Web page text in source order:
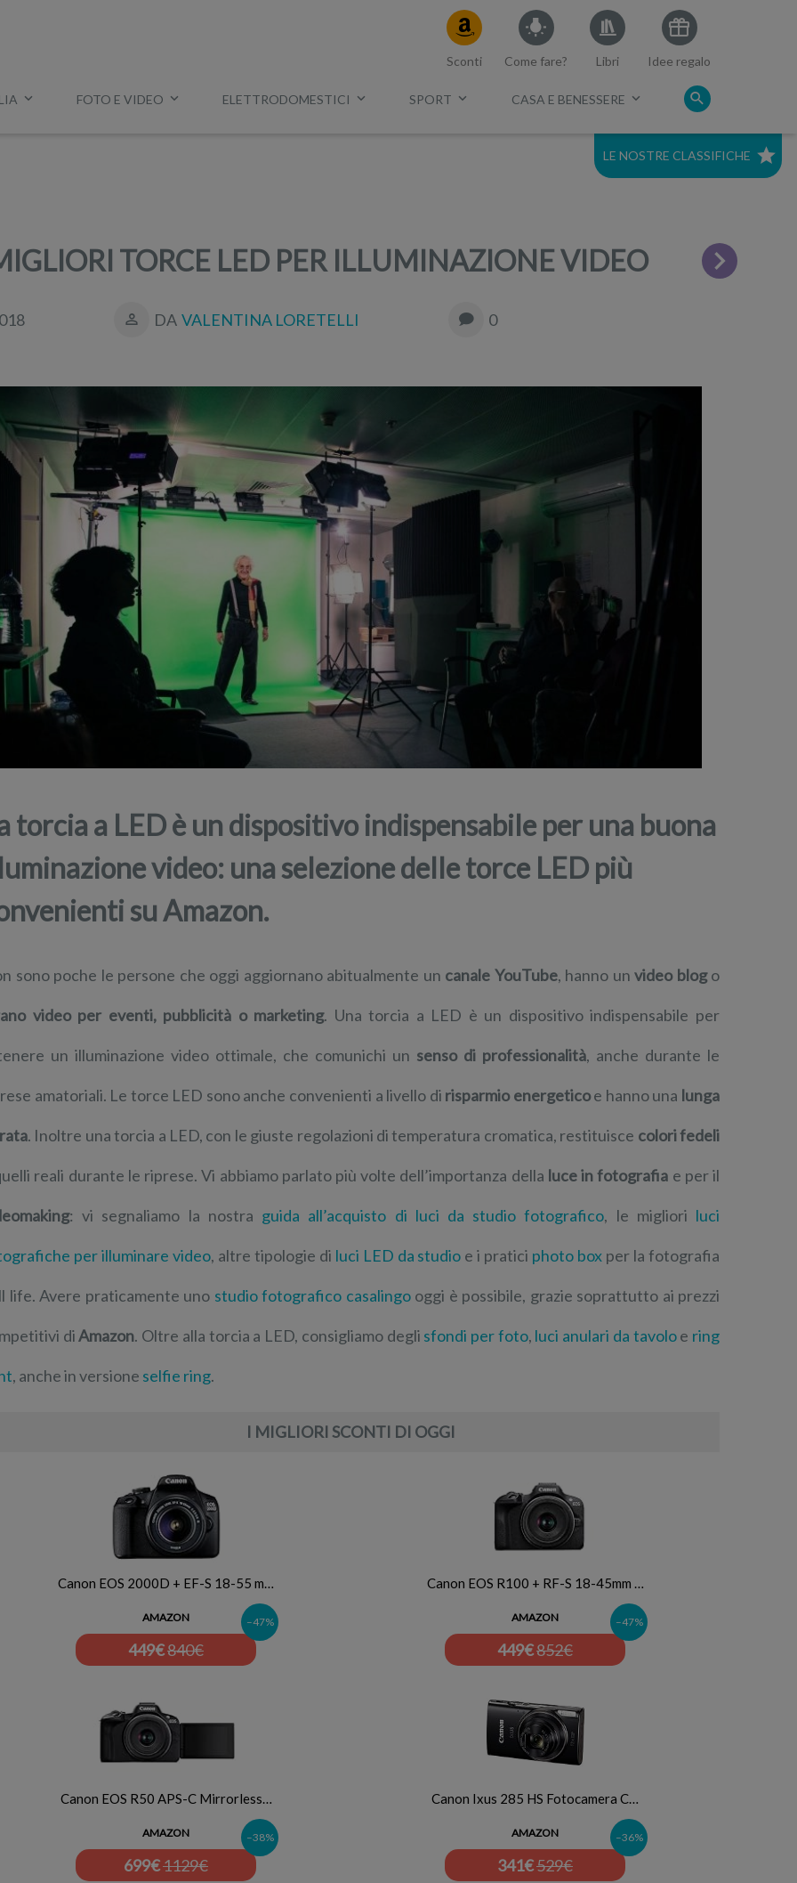
Sconti Come fare? Libri Idee regalo
FOTO E VIDEO ELETTRODOMESTICI SPORT CASA E BENESSERE
LE NOSTRE CLASSIFICHE
Migliori Nikon 2023
TORCE LED PER ILLUMINAZIONE VIDEO
DA VALENTINA LORETELLI 0
torcia a LED è un dispositivo indispensabile per una buona
video: una selezione delle torce LED più
su Amazon.
sono poche le persone che oggi aggiornano abitualmente un canale YouTube, hanno un video blogo
video per eventi, pubblicità o marketing. Una torcia a LED è un dispositivo indispensabile per
un illuminazione video ottimale, che comunichi un senso di professionalità, anche durante le
amatoriali. Le torce LED sono anche convenienti a livello di risparmio energeticoe hanno una lunga
. Inoltre una torcia a LED, con le giuste regolazioni di temperatura cromatica, restituisce colori fedeli
reali durante le riprese. Vi abbiamo parlato più volte dell’importanza della luce in fotografia e per il
: vi segnaliamo la nostra guida all’acquisto di luci da studio fotografico, le migliori luci
per illuminare video, altre tipologie di luci LED da studio e i pratici photo box per la fotografia
life. Avere praticamente uno studio fotografico casalingooggi è possibile, grazie soprattutto ai prezzi
diAmazon. Oltre alla torcia a LED, consigliamo degli sfondi per foto, luci anulari da tavoloe ring
, anche in versione selfie ring.
I MIGLIORI SCONTI DI OGGI
Canon EOS 2000D + EF-S 18-55 m…
AMAZON
449€840€
–47%
Canon EOS R100 + RF-S 18-45mm …
AMAZON
449€852€
–47%
Canon EOS R50 APS-C Mirrorless…
AMAZON
699€1129€
–38%
Canon Ixus 285 HS Fotocamera C…
AMAZON
341€529€
–36%